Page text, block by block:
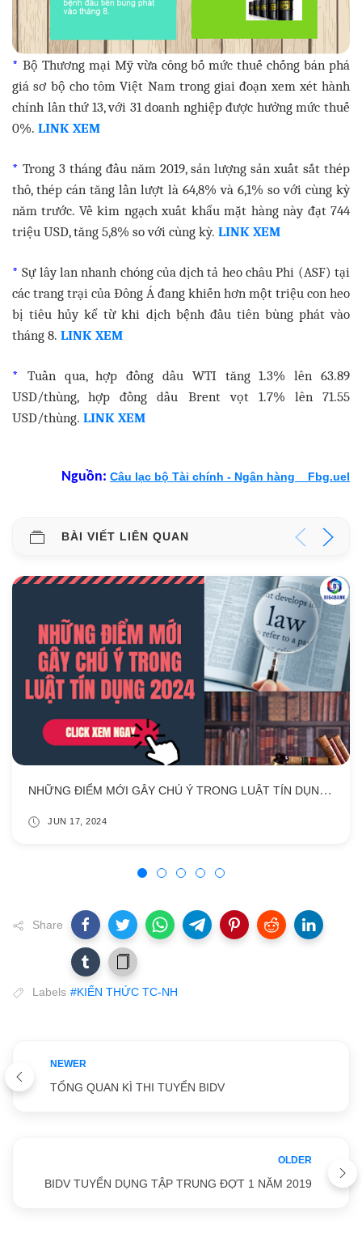
* Bộ Thương mại Mỹ vừa công bố mức thuế chống bán phá
giá sơ bộ cho tôm Việt Nam trong giai đoạn xem xét hành
chính lần thứ 13, với 31 doanh nghiệp được hưởng mức thuế
0%. LINK XEM
* Trong 3 tháng đầu năm 2019, sản lượng sản xuất sắt thép
thô, thép cán tăng lần lượt là 64,8% và 6,1% so với cùng kỳ
năm trước. Về kim ngạch xuất khẩu mặt hàng này đạt 744
triệu USD, tăng 5,8% so với cùng kỳ. LINK XEM
*Sự lây lan nhanh chóng của dịch tả heo châu Phi (ASF) tại
các trang trại của Đông Á đang khiến hơn một triệu con heo
bị tiêu hủy kể từ khi dịch bệnh đầu tiên bùng phát vào
tháng 8. LINK XEM
* Tuần qua, hợp đồng dầu WTI tăng 1.3% lên 63.89
USD/thùng, hợp đồng dầu Brent vọt 1.7% lên 71.55
USD/thùng. LINK XEM
Nguồn: Câu lạc bộ Tài chính - Ngân hàng _ Fbg.uel
BÀI VIẾT LIÊN QUAN
NHỮNG ĐIỂM MỚI GÂY CHÚ Ý TRONG LUẬT TÍN DỤNG 2024
JUN 17, 2024
Share
Labels #KIẾN THỨC TC-NH
NEWER
TỔNG QUAN KÌ THI TUYỂN BIDV
OLDER
BIDV TUYỂN DỤNG TẬP TRUNG ĐỢT 1 NĂM 2019